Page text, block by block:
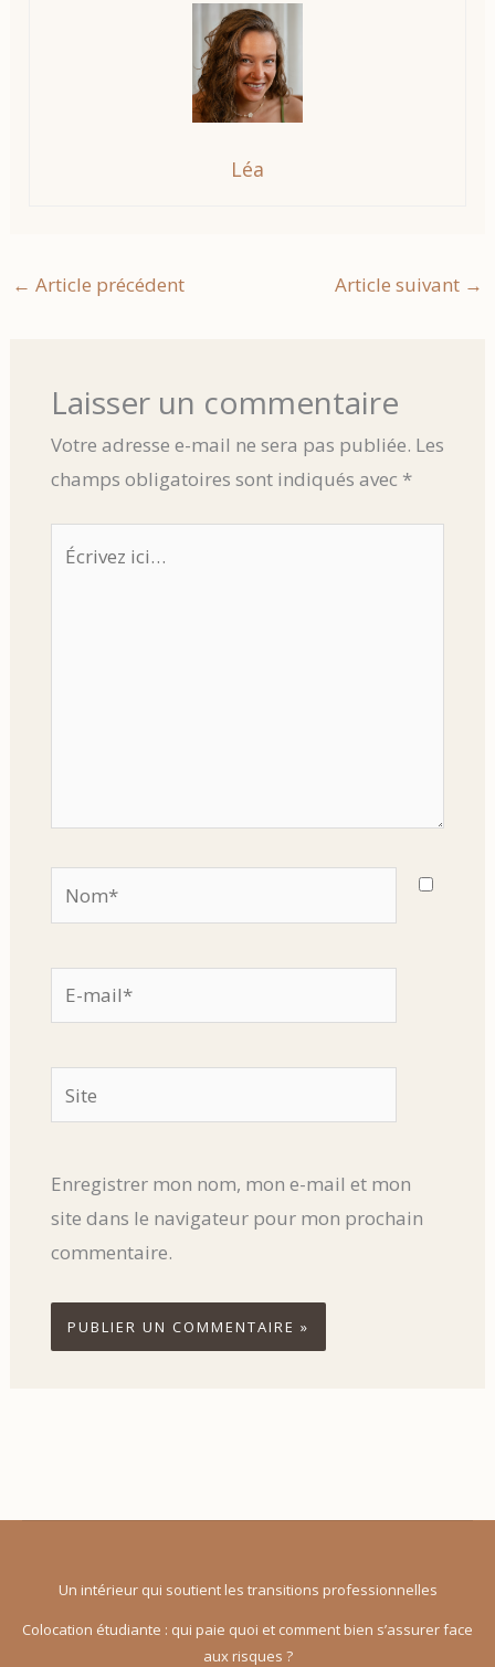
Léa
← Article précédent Article suivant →
Laisser un commentaire
Votre adresse e-mail ne sera pas publiée. Les
champs obligatoires sont indiqués avec *
Écrivez
Nom*
E-
mail*
Site
Enregistrer mon nom, mon e-mail et mon
site dans le navigateur pour mon prochain
commentaire.
Un intérieur qui soutient les transitions professionnelles
Colocation étudiante : qui paie quoi et comment bien s’assurer face
aux risques ?